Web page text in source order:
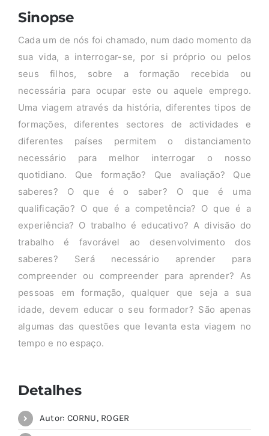
Sinopse
Cada um de nós foi chamado, num dado momento da
sua vida, a interrogar-se, por si próprio ou pelos
seus filhos, sobre a formação recebida ou
necessária para ocupar este ou aquele emprego.
Uma viagem através da história, diferentes tipos de
formações, diferentes sectores de actividades e
diferentes países permitem o distanciamento
necessário para melhor interrogar o nosso
quotidiano. Que formação? Que avaliação? Que
saberes? O que é o saber? O que é uma
qualificação? O que é a competência? O que é a
experiência? O trabalho é educativo? A divisão do
trabalho é favorável ao desenvolvimento dos
saberes? Será necessário aprender para
compreender ou compreender para aprender? As
pessoas em formação, qualquer que seja a sua
idade, devem educar o seu formador? São apenas
algumas das questões que levanta esta viagem no
tempo e no espaço.
Detalhes
Autor: CORNU, ROGER